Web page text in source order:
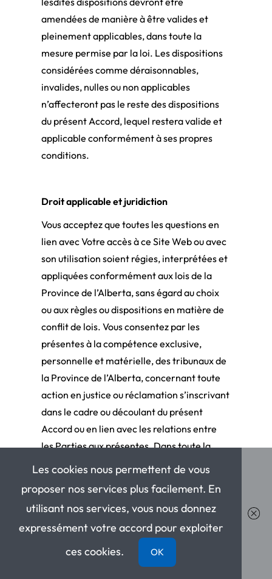
amendées de manière à être valides et
pleinement applicables, dans toute la
mesure permise par la loi. Les dispositions
considérées comme déraisonnables,
invalides, nulles ou non applicables
n’affecteront pas le reste des dispositions
du présent Accord, lequel restera valide et
applicable conformément à ses propres
conditions.
Droit applicable et juridiction
Vous acceptez que toutes les questions en
lien avec Votre accès à ce Site Web ou avec
son utilisation soient régies, interprétées et
appliquées conformément aux lois de la
Province de l’Alberta, sans égard au choix
ou aux règles ou dispositions en matière de
conflit de lois. Vous consentez par les
présentes à la compétence exclusive,
personnelle et matérielle, des tribunaux de
la Province de l’Alberta, concernant toute
action en justice ou réclamation s’inscrivant
dans le cadre ou découlant du présent
Accord ou en lien avec les relations entre
les Parties aux présentes. Dans toute la
mesure permise par la loi, chaque partie
aux droits à un procès avec jury pour toutes
les actions ou procédures s’inscrivant dans
le cadre ou découlant du présent Accord ou
en lien avec les relations entre les Parties
Les cookies nous permettent de vous
proposer nos services plus facilement. En
utilisant nos services, vous nous donnez
expressément votre accord pour exploiter
ces cookies.
OK